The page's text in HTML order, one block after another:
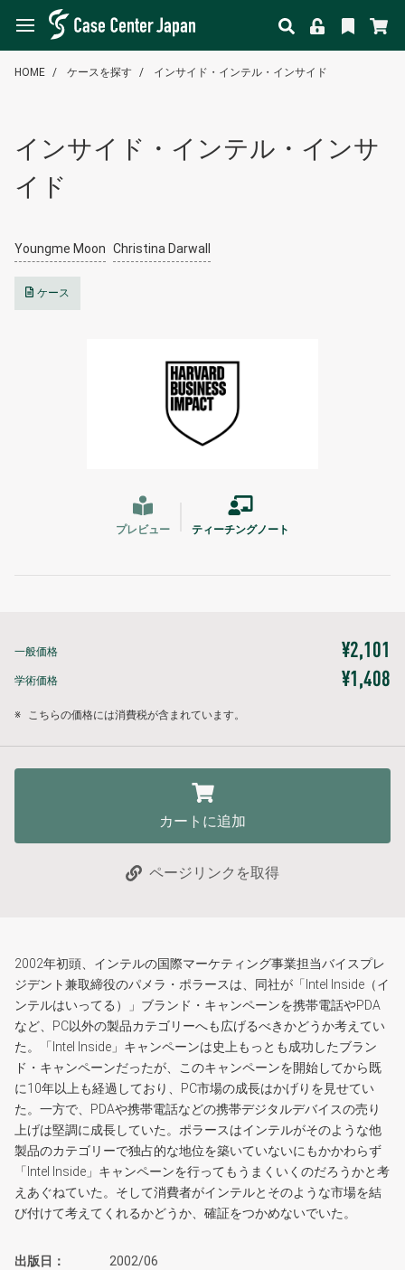
HOME ケースを探す インサイド・インテル・インサイド
インサイド・インテル・インサ
イド
Youngme Moon Christina Darwall
ケース
プレビュー ティーチングノート
一般価格 ¥2,101
学術価格 ¥1,408
※ こちらの価格には消費税が含まれています。
カートに追加
ページリンクを取得
2002年初頭、インテルの国際マーケティング事業担当バイスプレ
ジデント兼取締役のパメラ・ポラースは、同社が「Intel Inside（イ
ンテルはいってる）」ブランド・キャンペーンを携帯電話やPDA
など、PC以外の製品カテゴリーへも広げるべきかどうか考えてい
た。「Intel Inside」キャンペーンは史上もっとも成功したブラン
ド・キャンペーンだったが、このキャンペーンを開始してから既
に10年以上も経過しており、PC市場の成長はかげりを見せてい
た。一方で、PDAや携帯電話などの携帯デジタルデバイスの売り
上げは堅調に成長していた。ポラースはインテルがそのような他
製品のカテゴリーで独占的な地位を築いていないにもかかわらず
「Intel Inside」キャンペーンを行ってもうまくいくのだろうかと考
えあぐねていた。そして消費者がインテルとそのような市場を結
び付けて考えてくれるかどうか、確証をつかめないでいた。
出版日
2002/06